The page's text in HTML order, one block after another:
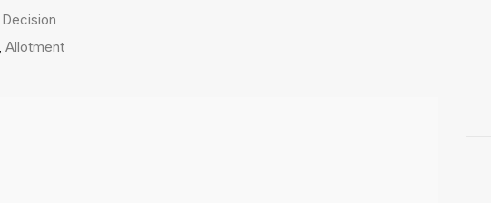
Allotment